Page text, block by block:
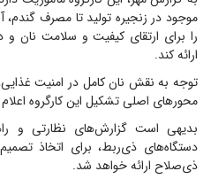
موجود در زنجیره تولید تا مصرف گندم،
را برای ارتقای کیفیت و سلامت نان
ارائه کند.
توجه به نقش نان کامل در امنیت
محور‌های اصلی تشکیل این کارگروه
بدیهی است گزارش‌های نظارتی و
دستگاه‌های ذی‌ربط، برای اتخاذ
ذی‌صلاح ارائه خواهد شد.